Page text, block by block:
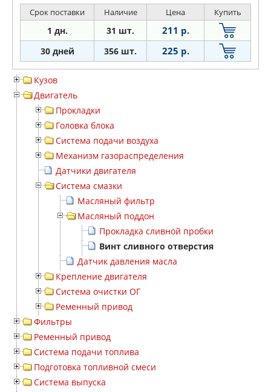
Срок поставки Наличие Цена Купить
1 дн. 31 шт. 211 р.
30 дней 356 шт. 225 р.
Кузов
Двигатель
Прокладки
Головка блока
Система подачи воздуха
Механизм газораспределения
Датчики двигателя
Система смазки
Масляный фильтр
Масляный поддон
Прокладка сливной пробки
Винт сливного отверстия
Датчик давления масла
Крепление двигателя
Система очистки ОГ
Ременный привод
Фильтры
Ременный привод
Система подачи топлива
Подготовка топливной смеси
Система выпуска